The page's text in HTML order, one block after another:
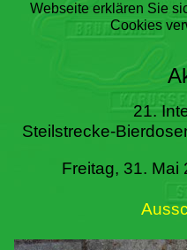
Steilstrecke
Literatur
Termine
Webseite erklären Sie
Cookies
21.
Steilstrecke-
Freitag, 31. Mai